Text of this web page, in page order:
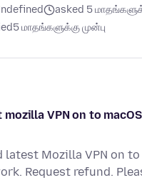
asked 5
5 மாதங்களுக்கு முன்பு
VPN on to macOS
latest Mozilla VPN on to
Request refund.